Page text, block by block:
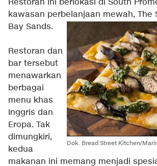
Restoran ini berlokasi di South
kawasan perbelanjaan mewah, The
Bay Sands.
Dok. Bread Street Kitchen/
Restoran dan
bar tersebut
menawarkan
berbagai
menu khas
Inggris dan
Eropa. Tak
dimungkiri,
kedua
makanan ini memang menjadi